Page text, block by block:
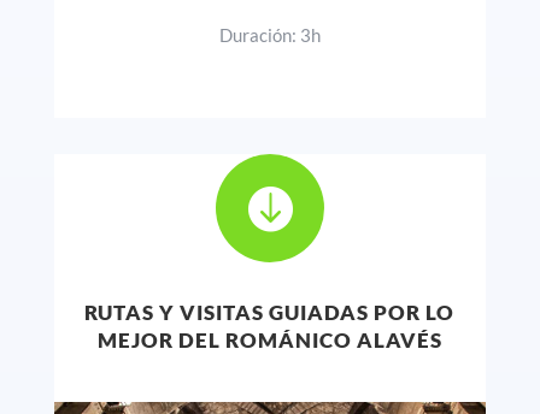
Duración: 3h

RUTAS Y VISITAS GUIADAS POR LO
MEJOR DEL ROMÁNICO ALAVÉS